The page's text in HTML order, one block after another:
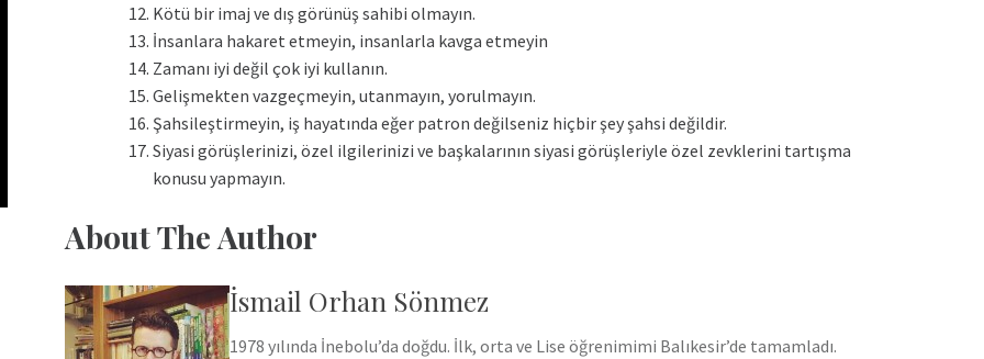
Kötü bir imaj ve dış görünüş sahibi olmayın.
İnsanlara hakaret etmeyin, insanlarla kavga etmeyin
Zamanı iyi değil çok iyi kullanın.
Gelişmekten vazgeçmeyin, utanmayın, yorulmayın.
Şahsileştirmeyin, iş hayatında eğer patron değilseniz hiçbir şey şahsi değildir.
Siyasi görüşlerinizi, özel ilgilerinizi ve başkalarının siyasi görüşleriyle özel zevklerini tartışma
konusu yapmayın.
About The Author
İsmail Orhan Sönmez
1978 yılında İnebolu’da doğdu. İlk, orta ve Lise öğrenimimi Balıkesir’de tamamladı.